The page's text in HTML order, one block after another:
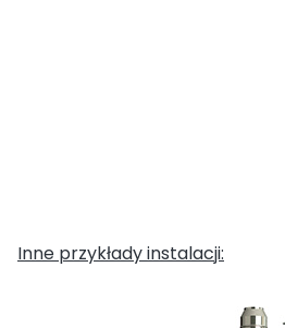
Inne przykłady instalacji: